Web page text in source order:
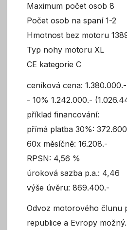
Maximum počet osob 8
Počet osob na spaní 1-2
Hmotnost bez motoru
Typ nohy motoru XL
CE kategorie C
ceníková cena:
- 10% 1.242.000.-
příklad financování:
přímá platba 30%:
60x měsíčně: 16.208.-
RPSN: 4,56 %
úroková sazba p.a.: 4,46
výše úvěru: 869.400.-
Odvoz motorového člunu
republice a Evropy